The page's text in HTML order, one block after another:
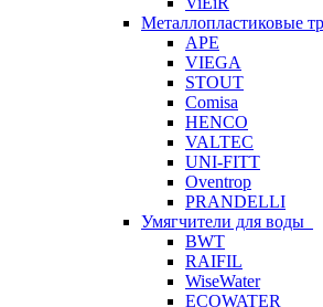
Металлопластиковые
APE
VIEGA
STOUT
Comisa
HENCO
VALTEC
UNI-FITT
Oventrop
PRANDELLI
Умягчители для воды
BWT
RAIFIL
WiseWater
ECOWATER